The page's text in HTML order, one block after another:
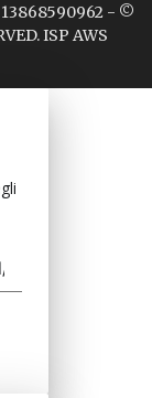
- ©
ISP AWS